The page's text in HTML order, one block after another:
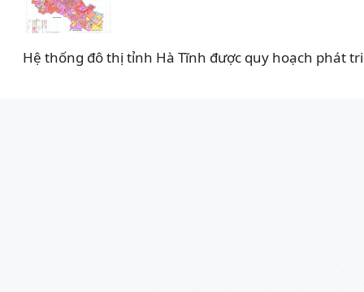
Hệ thống đô thị tỉnh Hà Tĩnh được quy hoạch phát